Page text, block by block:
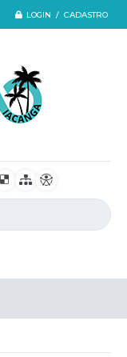
LOGIN / CADASTRO